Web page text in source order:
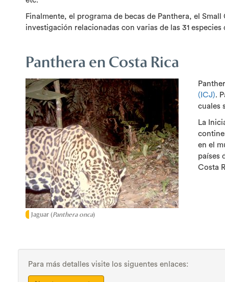
Finalmente, el programa de becas de Panthera, el
investigación relacionadas con varias de las 31
Panthera en Costa Rica
Jaguar (Panthera onca)
(ICJ).
cuales
La
en el
países
Costa
Para más detalles visite los siguentes enlaces: